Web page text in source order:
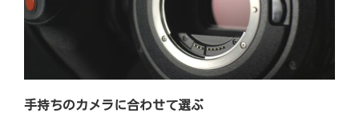
手持ちのカメラに合わせて選ぶ